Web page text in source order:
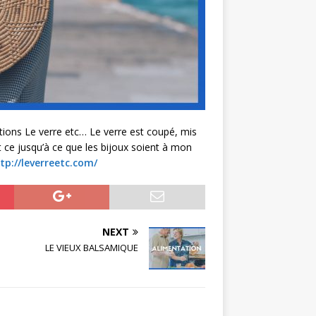
Le verre etc… Le verre est coupé, mis
jusqu’à ce que les bijoux soient à mon
leverreetc.com/
NEXT
LE VIEUX BALSAMIQUE